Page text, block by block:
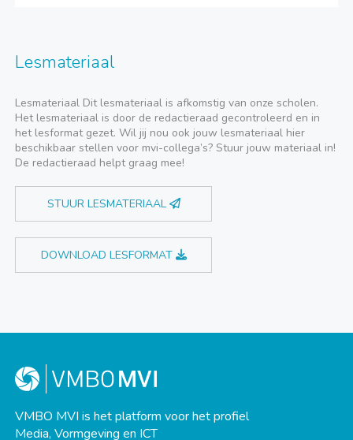
Lesmateriaal
Lesmateriaal Dit lesmateriaal is afkomstig van onze scholen.
Het lesmateriaal is door de redactieraad gecontroleerd en in
het lesformat gezet. Wil jij nou ook jouw lesmateriaal hier
beschikbaar stellen voor mvi-collega’s? Stuur jouw materiaal in!
De redactieraad helpt graag mee!
STUUR LESMATERIAAL
DOWNLOAD LESFORMAT
VMBO MVI is het platform voor het profiel
Media, Vormgeving en ICT